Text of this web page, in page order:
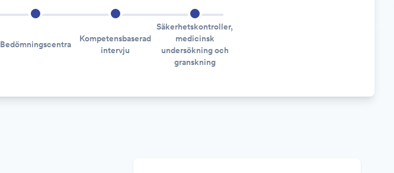
Bedömningscentra
Kompetensbaserad
intervju
Säkerhetskontroller,
medicinsk
undersökning och
granskning